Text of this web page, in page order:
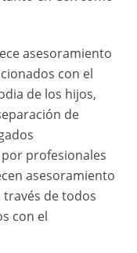
asesoramiento
con el
de los hijos,
de
profesionales
asesoramiento
través de todos
con el